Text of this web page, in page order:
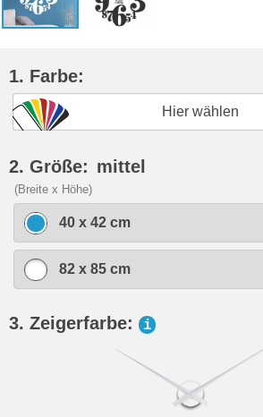
1. Farbe:
Hier wählen
2. Größe: mittel
(Breite x Höhe)
40 x 42 cm
82 x 85 cm
3. Zeigerfarbe: i